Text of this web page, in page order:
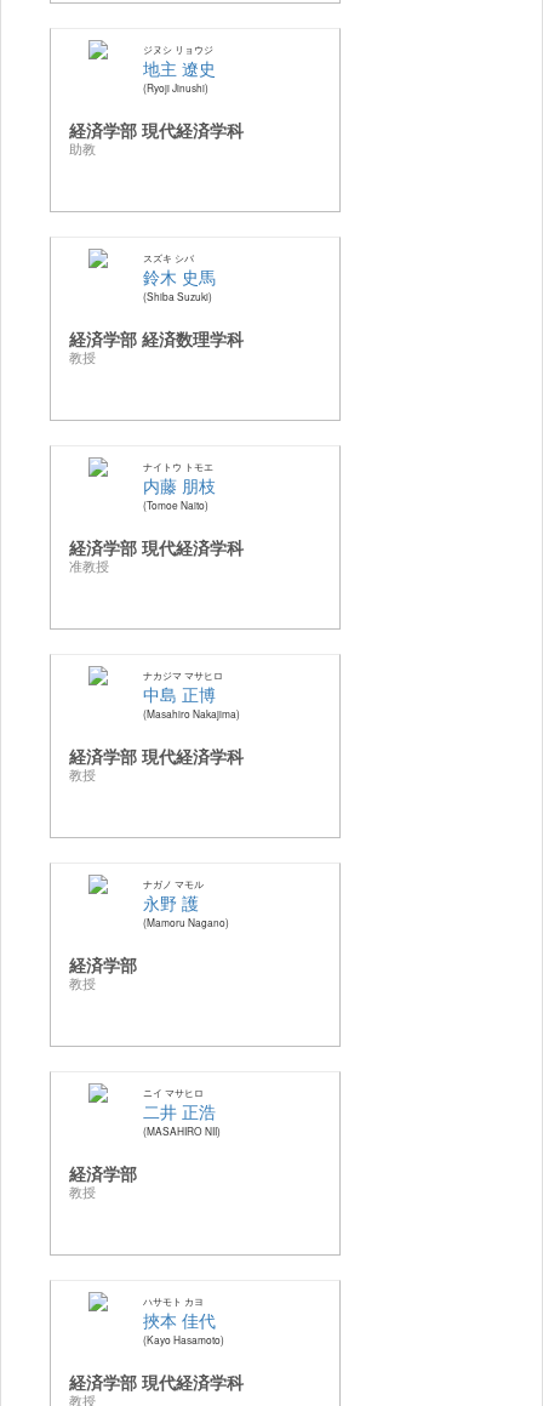
ジヌシ リョウジ
地主 遼史
Ryoji Jinushi
経済学部 現代経済学科
助教
スズキ シバ
鈴木 史馬
Shiba Suzuki
経済学部 経済数理学科
教授
ナイトウ トモエ
内藤 朋枝
Tomoe Naito
経済学部 現代経済学科
准教授
ナカジマ マサヒロ
中島 正博
Masahiro Nakajima
経済学部 現代経済学科
教授
ナガノ マモル
永野 護
Mamoru Nagano
経済学部
教授
ニイ マサヒロ
二井 正浩
MASAHIRO NII
経済学部
教授
ハサモト カヨ
挾本 佳代
Kayo Hasamoto
経済学部 現代経済学科
教授